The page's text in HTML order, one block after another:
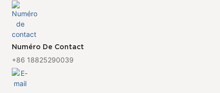
Numéro De Contact
+86 18825290039